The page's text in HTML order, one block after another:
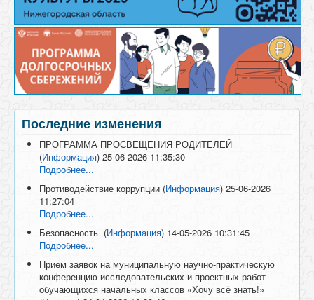
Последние изменения
ПРОГРАММА ПРОСВЕЩЕНИЯ РОДИТЕЛЕЙ
(Информация) 25-06-2026 11:35:30
Подробнее...
Противодействие коррупции (Информация) 25-06-2026
11:27:04
Подробнее...
Безопасность (Информация) 14-05-2026 10:31:45
Подробнее...
Прием заявок на муниципальную научно-практическую
конференцию исследовательских и проектных работ
обучающихся начальных классов «Хочу всё знать!»